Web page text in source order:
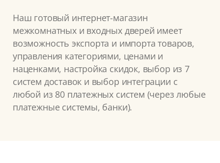
Наш готовый интернет-магазин
межкомнатных и входных дверей имеет
возможность экспорта и импорта товаров,
управления категориями, ценами и
наценками, настройка скидок, выбор из 7
систем доставок и выбор интеграции с
любой из 80 платежных систем (через любые
платежные системы, банки).